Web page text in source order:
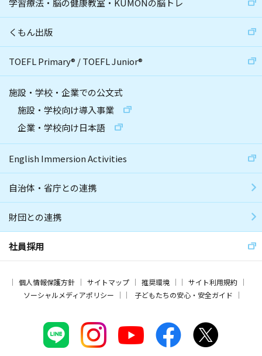
学習療法・脳の健康教室・KUMONの脳トレ
くもん出版
TOEFL Primary® /TOEFL Junior®
施設・学校・企業での公文式
施設・学校向け導入事業
企業・学校向け日本語
English Immersion Activities
自治体・省庁との連携
財団との連携
社員採用
個人情報保護方針 サイトマップ 推奨環境
サイト利用規約
ソーシャルメディアポリシー
子どもたちの安心・安全ガイド